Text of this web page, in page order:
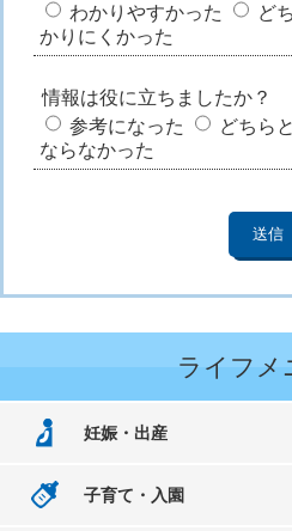
わかりやすかった
ど
かりにくかった
情報は役に立ちましたか？
参考になった
どちら
ならなかった
ライフメ
妊娠・出産
子育て・入園